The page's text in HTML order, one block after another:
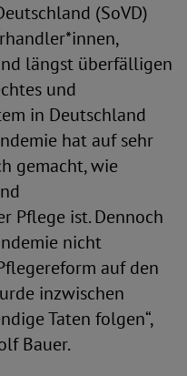
(SoVD)
längst überfälligen
und
in Deutschland
hat auf sehr
gemacht, wie
Pflege ist. Dennoch
nicht
auf den
inzwischen
Taten folgen“,
Bauer.